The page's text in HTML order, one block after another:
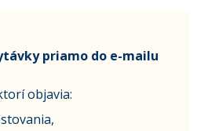
priamo do e-mailu
objavia: